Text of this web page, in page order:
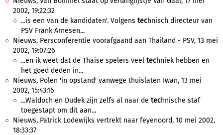
2002, 19:22:32
...is een van de kandidaten'. Volgens technisch directeur van
PSV Frank Arnesen...
Nieuws, Persconferentie voorafgaand aan Thailand - PSV, 13 mei
2002, 19:07:26
...en ik weet dat de Thaise spelers veel techniek hebben en
het goed deden in...
Nieuws, Polen 'in opstand' vanwege thuislaten Iwan, 13 mei
2002, 15:43:16
...Waldoch en Dudek zijn zelfs al naar de technische staf
toegestapt om dit aan...
Nieuws, Patrick Lodewijks vertrekt naar feyenoord, 10 mei 2002,
18:33:37